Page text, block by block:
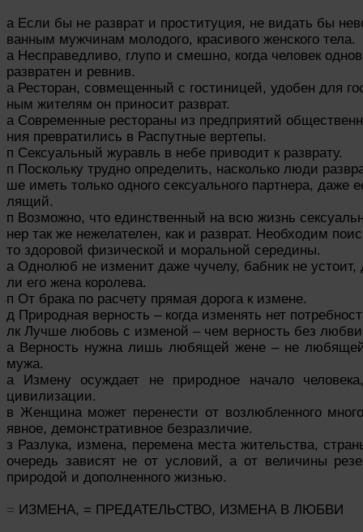
а Если бы не разврат и проституция, не видать бы
ванным мужчинам молодого, красивого женского тела.
а Несправедливо, глупо и смешно, когда человек
развратен и ревнив.
а Ресторан, совмещенный с гостиницей, удобен для
ным жителям он приносит разврат.
а Современные рестораны из предприятий
ния превратились в Распутные вертепы.
п Сексуальный журавль в небе приводит к разврату.
п Поскольку трудно определить, насколько люди
ше иметь только одного сексуального партнера, даже
лящий.
п Возможно, что единственный на всю жизнь
нер так же нежелателен, как и разврат. Необходим
то здоровой физической и моральной середины.
а Однолюб не изменит даже чучелу, бабник не устоит,
ли его жена королева.
п От брака по расчету прямая дорога к измене.
д Природная верность – когда изменять нет
лк Лучше любовь с изменой – чем верность без
а Верность нужна лишь любящей жене – не
мужа.
а Измену осуждает не природное начало
цивилизации.
в Женщина может перенести от возлюбленного
явное, демонстративное безразличие.
з Разлука, измена, перемена места жительства,
очередь зависят не от условий, а от величины
природой и дополненного жизнью.
= ИЗМЕНА, = ПРЕДАТЕЛЬСТВО, ИЗМЕНА В ЛЮБВИ